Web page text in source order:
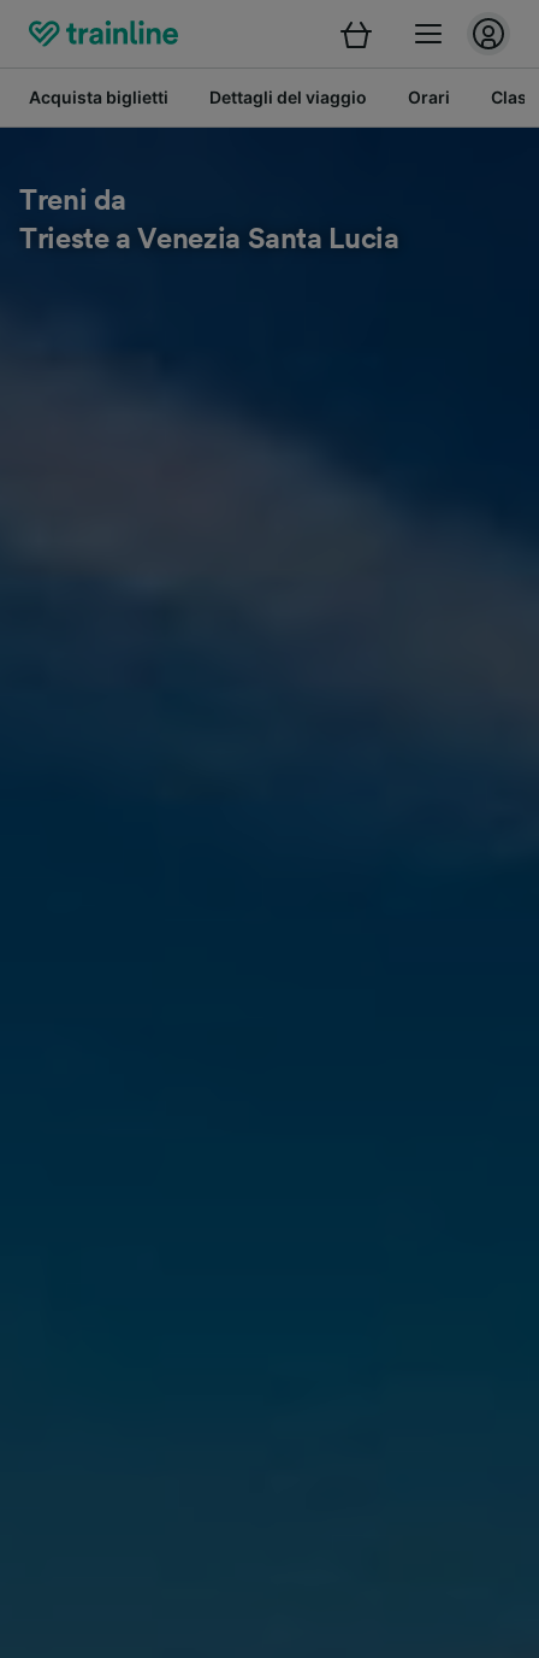
Acquista biglietti Dettagli del viaggio Orari
Treni da
Trieste a Venezia Santa Lucia